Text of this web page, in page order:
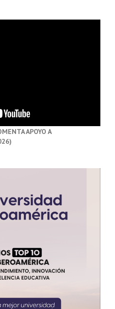
APOYO A